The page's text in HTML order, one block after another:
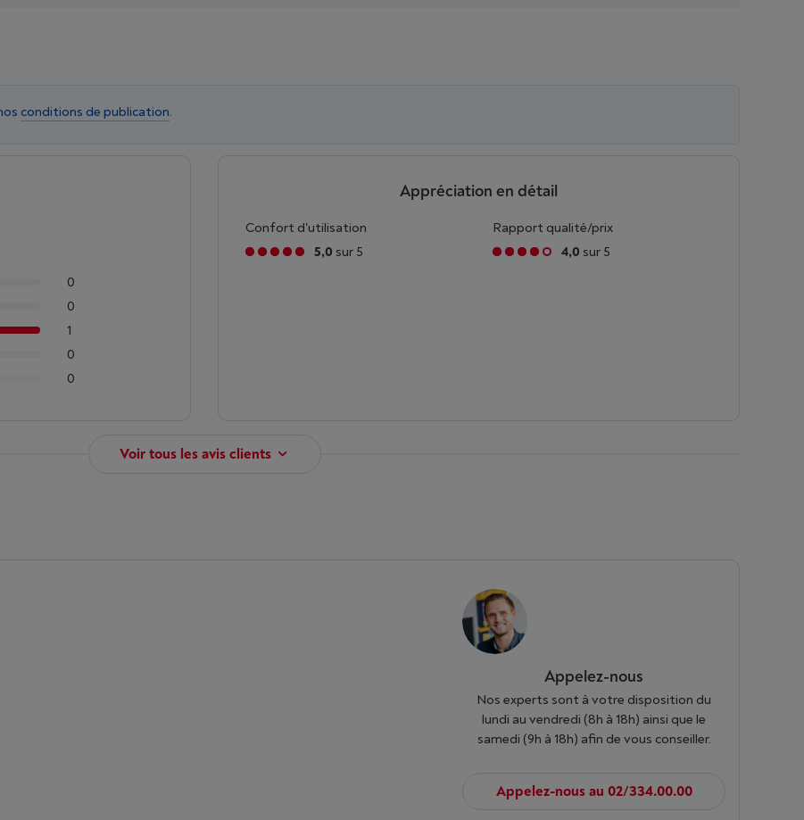
conditions de publication.
0
0
1
0
0
Appréciation en détail
Confort d'utilisation
5,0 sur 5
Rapport qualité/prix
4,0 sur 5
Voir tous les avis clients
Appelez-nous
Nos experts sont à votre disposition du
lundi au vendredi (8h à 18h) ainsi que le
samedi (9h à 18h) afin de vous conseiller.
Appelez-nous au 02/334.00.00